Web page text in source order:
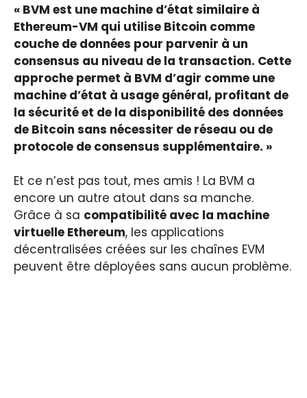
« BVM est une machine d’état similaire à
Ethereum-VM qui utilise Bitcoin comme
couche de données pour parvenir à un
consensus au niveau de la transaction. Cette
approche permet à BVM d’agir comme une
machine d’état à usage général, profitant de
la sécurité et de la disponibilité des données
de Bitcoin sans nécessiter de réseau ou de
protocole de consensus supplémentaire. »
Et ce n’est pas tout, mes amis ! La BVM a
encore un autre atout dans sa manche.
Grâce à sa compatibilité avec la machine
virtuelle Ethereum, les applications
décentralisées créées sur les chaînes EVM
peuvent être déployées sans aucun problème.